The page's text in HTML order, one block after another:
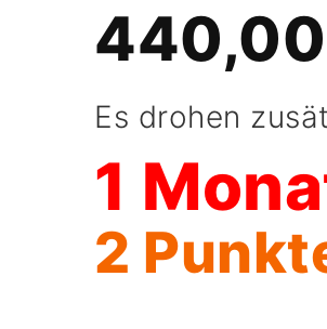
440,00
Es drohen
1
2